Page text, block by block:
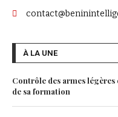
À LA UNE
Contrôle des armes légères
de sa formation